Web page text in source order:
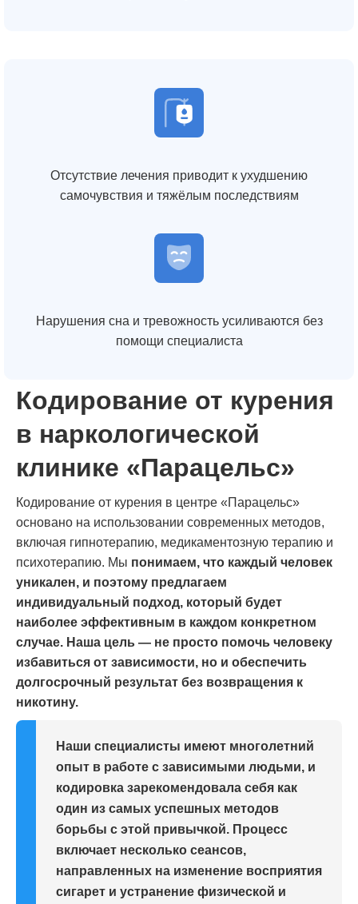
Отсутствие лечения приводит к ухудшению
самочувствия и тяжёлым последствиям
Нарушения сна и тревожность усиливаются без
помощи специалиста
Кодирование от курения
в наркологической
клинике «Парацельс»
Кодирование от курения в центре «Парацельс»
основано на использовании современных методов,
включая гипнотерапию, медикаментозную терапию и
психотерапию. Мы понимаем, что каждый человек
уникален, и поэтому предлагаем
индивидуальный подход, который будет
наиболее эффективным в каждом конкретном
случае. Наша цель — не просто помочь человеку
избавиться от зависимости, но и обеспечить
долгосрочный результат без возвращения к
никотину.
Наши специалисты имеют многолетний
опыт в работе с зависимыми людьми, и
кодировка зарекомендовала себя как
один из самых успешных методов
борьбы с этой привычкой. Процесс
включает несколько сеансов,
направленных на изменение восприятия
сигарет и устранение физической и